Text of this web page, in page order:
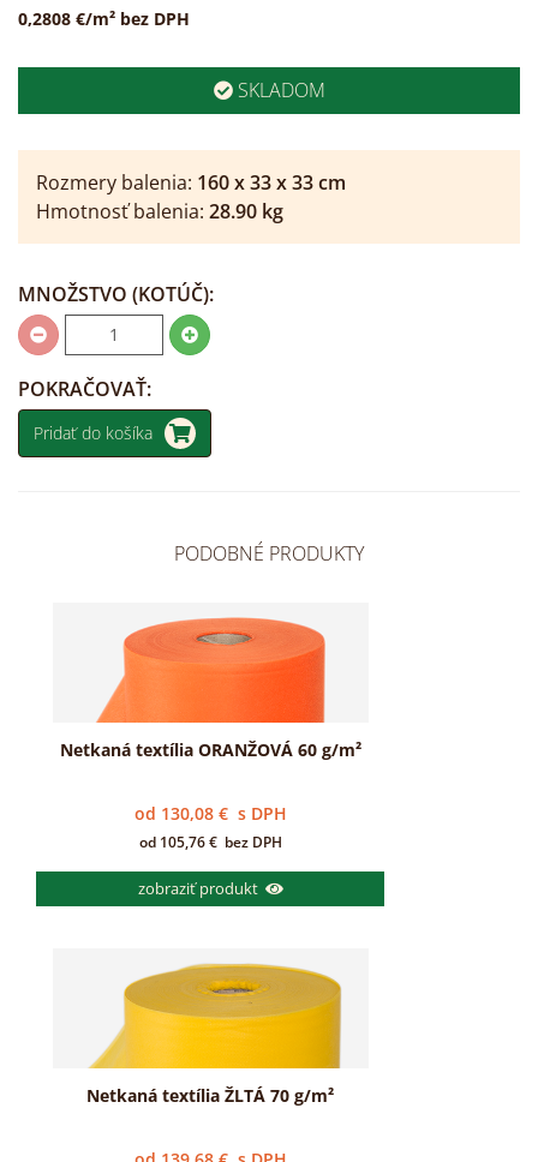
0,2808 €/m² bez DPH
SKLADOM
Rozmery balenia: 160x33x33cm
Hmotnosť balenia: 28.90 kg
MNOŽSTVO (KOTÚČ):
POKRAČOVAŤ:
Pridať do košíka
PODOBNÉ PRODUKTY
Netkaná textília ORANŽOVÁ 60 g/m²
od 130,08 € s DPH
od 105,76€ bez DPH
zobraziť produkt
Netkaná textília ŽLTÁ 70 g/m²